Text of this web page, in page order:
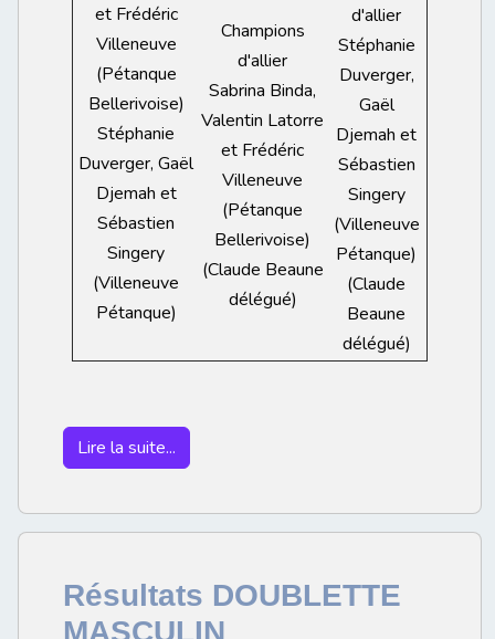
et Frédéric
Villeneuve
(Pétanque
Bellerivoise)
Stéphanie
Duverger, Gaël
Djemah et
Sébastien
Singery
(Villeneuve
Pétanque)
Champions
d'allier
Sabrina Binda,
Valentin Latorre
et Frédéric
Villeneuve
(Pétanque
Bellerivoise)
(Claude Beaune
délégué)
d'allier
Stéphanie
Duverger,
Gaël
Djemah et
Sébastien
Singery
(Villeneuve
Pétanque)
(Claude
Beaune
délégué)
Lire la suite...
Résultats DOUBLETTE
MASCULIN